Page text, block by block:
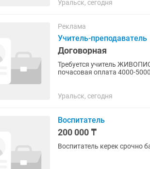
Уральск, сегодня
Реклама
Учитель-преподаватель
Договорная
Требуется учитель
почасовая оплата 4000-
Уральск, сегодня
Воспитатель
200 000 ₸
Воспитатель керек срочно